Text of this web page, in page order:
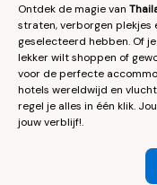
Ontdek de magie van
straten, verborgen plekjes
geselecteerd hebben. Of
lekker wilt shoppen of
voor de perfecte
hotels wereldwijd en
regel je alles in één klik.
jouw verblijf!.